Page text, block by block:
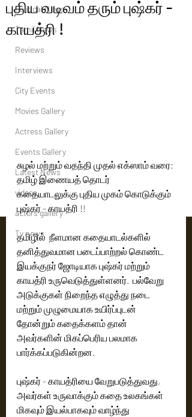
Political News
Tamil News
Reviews
Interviews
City Events
Movies Gallery
Actress Gallery
Events Gallery
Latest News
videos
actors gallery
Tv news
புதிய வடிவம் தரும் புஷ்கர் -
காயத்ரி !
சுழல் மற்றும் வதந்தி முதல் எக்ஸாம் வரை:
தமிழ் இணையத் தொடர்
கதையாடலுக்கு புதிய முகம் கொடுக்கும்
புஷ்கர் - காயத்ரி !!
தமிழில்  நீளமான கதையாடல்களில்
தனித்துவமான படைப்பாற்றல் கொண்ட
இயக்குநர் ஜோடியாக புஷ்கர் மற்றும்
காயத்ரி உருவெடுத்துள்ளனர்.  பல்வேறு
அடுக்குகள் நிறைந்த எழுத்து நடை
மற்றும் முழுமையாக உயிர்ப்புடன்
தோன்றும் கதைக்களம் தான்
அவர்களின் மிகப்பெரிய பலமாக
பார்க்கப்படுகின்றன.
புஷ்கர் - காயத்ரியை வேறுபடுத்துவது,
அவர்கள் உருவாக்கும் கதை உலகங்கள்
மிகவும் இயல்பாகவும் வாழ்ந்து